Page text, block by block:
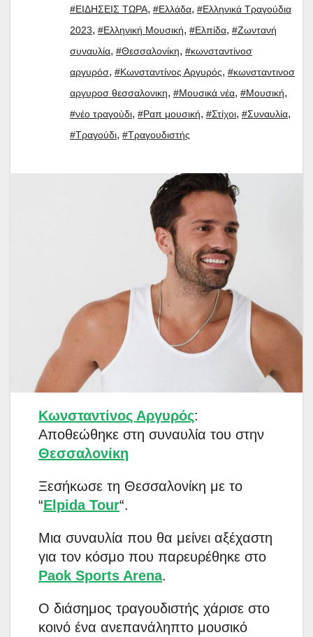
#ΕΙΔΗΣΕΙΣ ΤΩΡΑ, #Ελλάδα, #Ελληνικά Τραγούδια
2023, #Ελληνική Μουσική, #Ελπίδα, #Ζωντανή
συναυλία, #Θεσσαλονίκη, #κωνσταντίνοσ
αργυρόσ, #Κωνσταντίνος Αργυρός, #κωνσταντινοσ
αργυροσ θεσσαλονικη, #Μουσικά νέα, #Μουσική,
#νέο τραγούδι, #Ραπ μουσική, #Στίχοι, #Συναυλία,
#Τραγούδι, #Τραγουδιστής
Κωνσταντίνος Αργυρός:
Αποθεώθηκε στη συναυλία του στην
Θεσσαλονίκη
Ξεσήκωσε τη Θεσσαλονίκη με το
“Elpida Tour“.
Μια συναυλία που θα μείνει αξέχαστη
για τον κόσμο που παρευρέθηκε στο
Paok Sports Arena.
Ο διάσημος τραγουδιστής χάρισε στο
κοινό ένα ανεπανάληπτο μουσικό